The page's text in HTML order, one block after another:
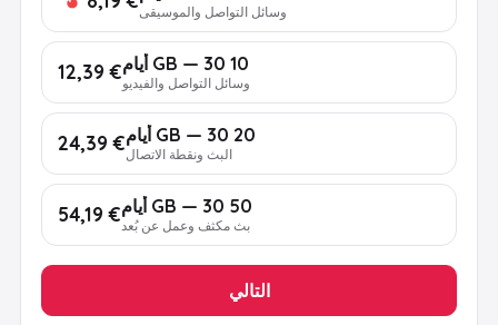
وسائل التواصل والموسيقى
10 GB — 30 أيام
وسائل التواصل والفيديو€ 12,39
20 GB — 30 أيام
البث ونقطة الاتصال€ 24,39
50 GB — 30 أيام
بث مكثف وعمل عن بُعد € 54,19
التالي